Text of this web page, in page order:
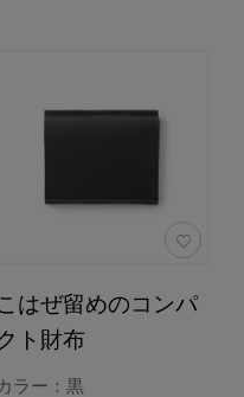
はぜ留めのコンパ
ト財布
ラー：黒